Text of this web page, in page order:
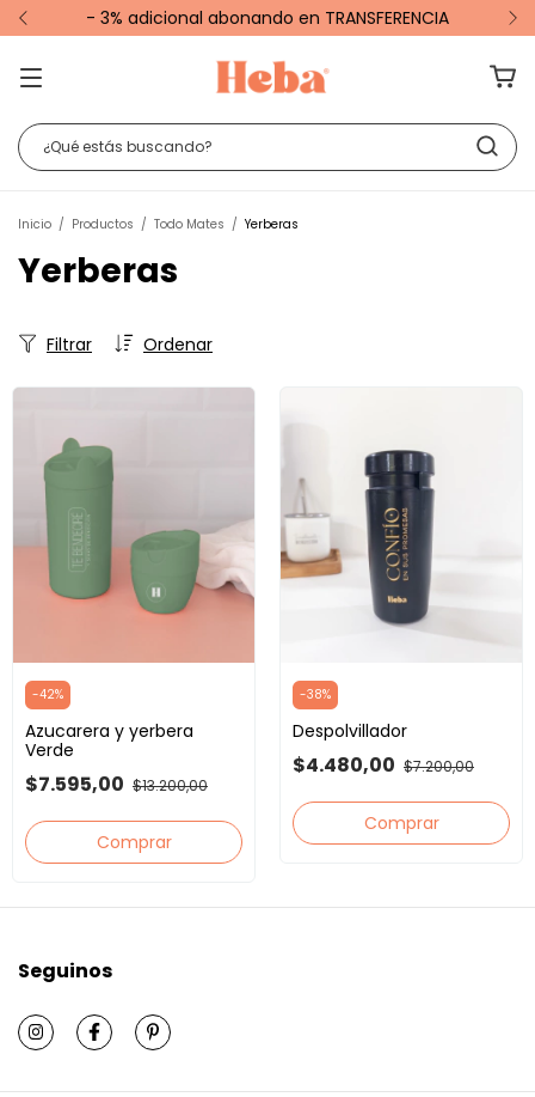
- 3% adicional abonando en TRANSFERENCIA
Inicio / Productos / Todo Mates / Yerberas
Yerberas
Ordenar
Filtrar
-42%
Azucarera y yerbera
Verde
$7.595,00 $13.200,00
-38%
Despolvillador
$4.480,00 $7.200,00
Comprar
Seguinos